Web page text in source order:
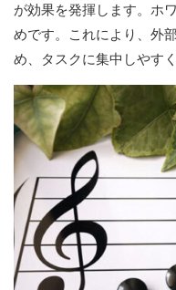
が効果を発揮します。ホ
めです。これにより、外
め、タスクに集中しやす